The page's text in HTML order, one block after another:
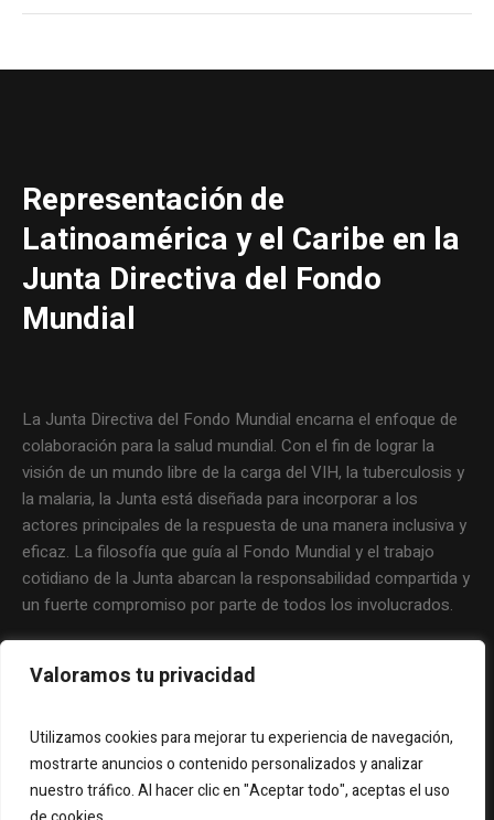
Valoramos tu privacidad
Utilizamos cookies para mejorar tu experiencia de navegación,
mostrarte anuncios o contenido personalizados y analizar
nuestro tráfico. Al hacer clic en "Aceptar todo", aceptas el uso
Representación de
Latinoamérica y el Caribe en la
Junta Directiva del Fondo
Mundial
La Junta Directiva del Fondo Mundial encarna el enfoque de
colaboración para la salud mundial. Con el fin de lograr la
visión de un mundo libre de la carga del VIH, la tuberculosis y
la malaria, la Junta está diseñada para incorporar a los
actores principales de la respuesta de una manera inclusiva y
eficaz. La filosofía que guía al Fondo Mundial y el trabajo
cotidiano de la Junta abarcan la responsabilidad compartida y
un fuerte compromiso por parte de todos los involucrados.